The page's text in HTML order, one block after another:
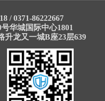
/ 0371-86222667
华城国际中心1801
升龙又一城B座23层639